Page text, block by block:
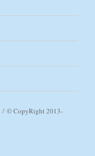
© CopyRight 2013-